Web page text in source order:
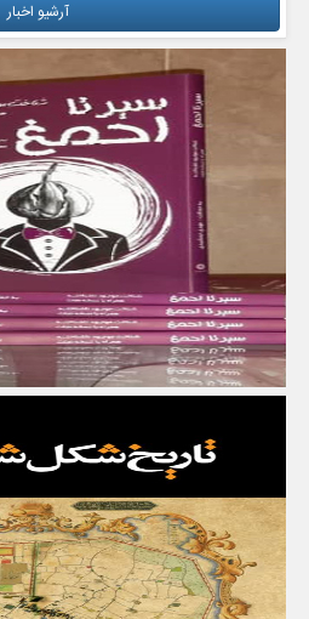
آرشیو اخبار